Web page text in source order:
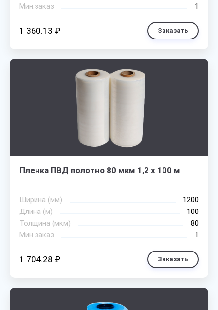
Мин.заказ
1
1 360.13 ₽ Заказать
Пленка ПВД полотно 80 мкм 1,2 х 100 м
Ширина (мм)
1200
Длина (м)
100
Толщина (мкм)
80
Мин.заказ
1
1 704.28 ₽ Заказать